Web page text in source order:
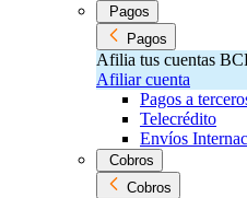
Pagos
Pagos
Afilia tus cuentas
Afiliar cuenta
Pagos a
Telecrédito
Envíos
Cobros
Cobros